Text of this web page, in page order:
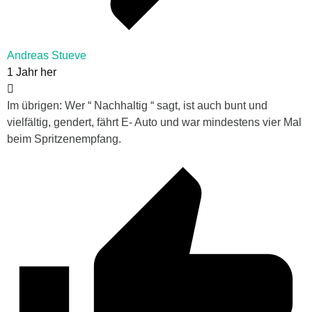
Andreas Stueve
1 Jahr her
Im übrigen: Wer “ Nachhaltig “ sagt, ist auch bunt und
vielfältig, gendert, fährt E- Auto und war mindestens vier Mal
beim Spritzenempfang.